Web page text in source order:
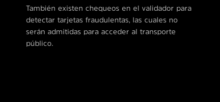
También existen chequeos en el validador para
detectar tarjetas fraudulentas, las cuales no
serán admitidas para acceder al transporte
público.